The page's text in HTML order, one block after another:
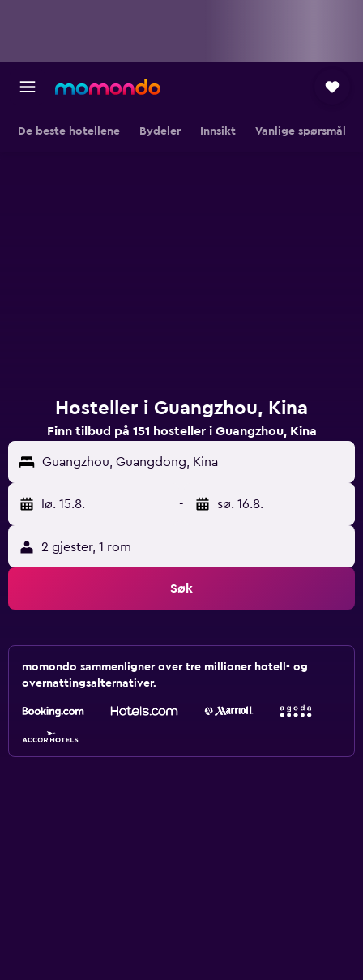
De beste hotellene Bydeler Innsikt Vanlige spørsmål
Hosteller i Guangzhou, Kina
Finn tilbud på 151 hosteller i Guangzhou, Kina
Guangzhou, Guangdong, Kina
lø. 15.8. - sø. 16.8.
2 gjester, 1 rom
Søk
momondo sammenligner over tre millioner hotell- og
overnattingsalternativer.